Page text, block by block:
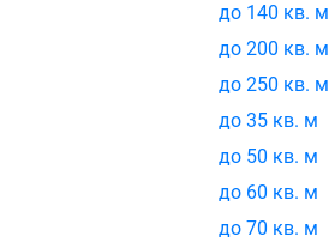
до 140 кв. м
до 200 кв. м
до 250 кв. м
до 35 кв. м
до 50 кв. м
до 60 кв. м
до 70 кв. м